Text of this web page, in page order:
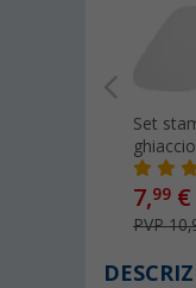
Set
paletta
7,99 €
PVP